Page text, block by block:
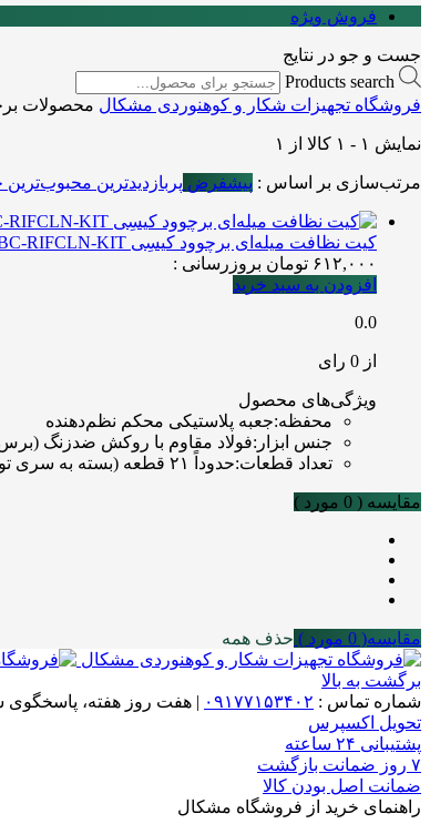
فروش ویژه
جست و جو در نتایج
Products search
فروشگاه تجهیزات شکار و کوهنوردی مشکال محصولات
نمایش ۱ - ۱ کالا از ۱
مرتب‌سازی بر اساس : پیشفرض پربازدیدترین محبوب‌ترین
کیت نظافت میله‌ای برچوود کیسِی Birchwood Casey BC‑RIFCLN‑KIT
۶۱۲,۰۰۰ تومان بروزرسانی :
افزودن به سبد خرید
0.0
از 0 رای
ویژگی‌های محصول
محفظه:جعبه پلاستیکی محکم نظم‌دهنده
جنس ابزار :فولاد مقاوم با روکش ضدزنگ
تعداد قطعات:حدوداً ۲۱ قطعه (بسته به سری تولید)
مقایسه ( 0 مورد )
مقایسه( 0 مورد ) حذف همه
برگشت به بالا
شماره تماس : ۰۹۱۷۷۱۵۳۴۰۲ | هفت روز هفته، پاسخگوی
تحویل اکسپرس
پشتیبانی ۲۴ ساعته
۷ روز ضمانت بازگشت
ضمانت اصل بودن کالا
راهنمای خرید از فروشگاه مشکال